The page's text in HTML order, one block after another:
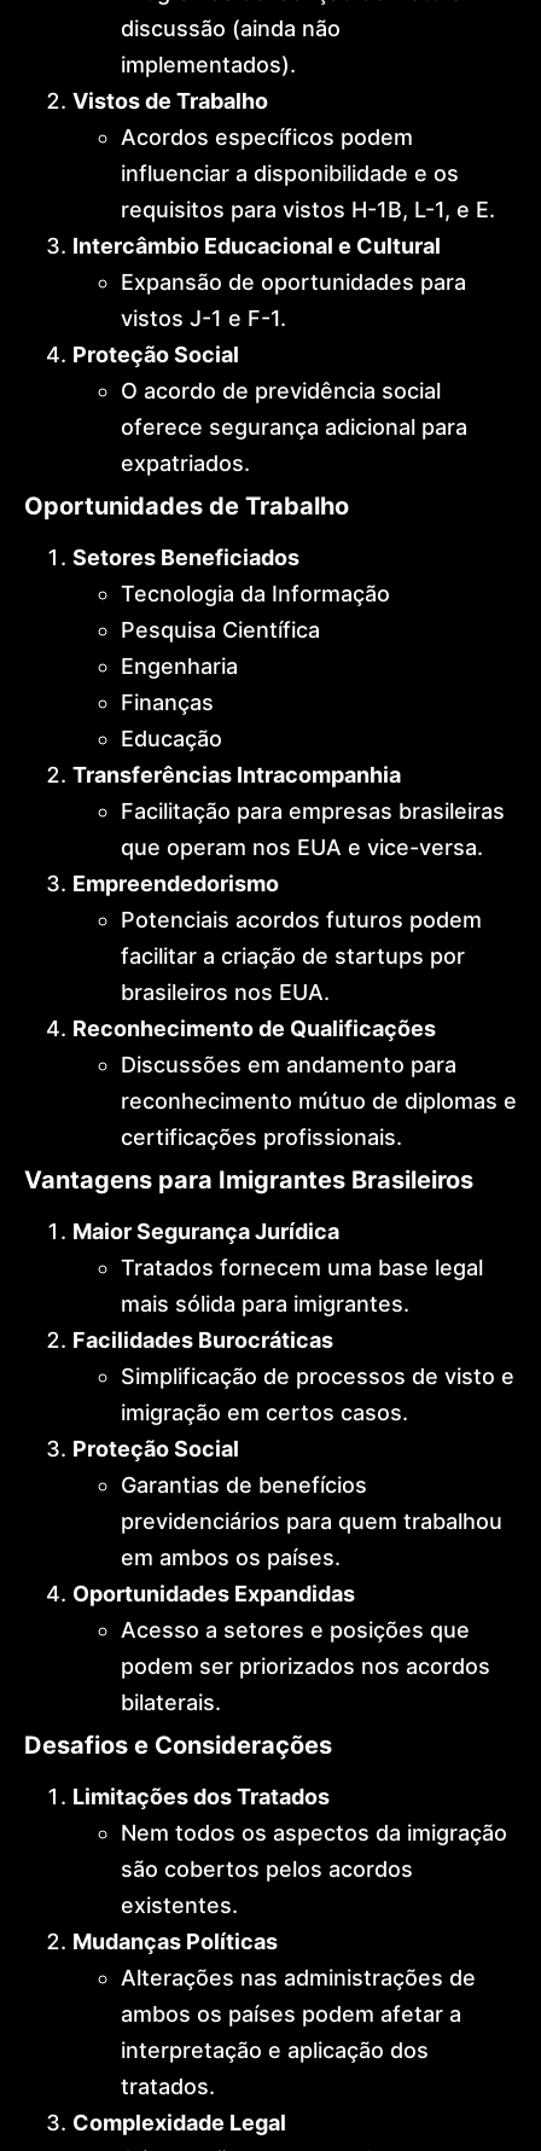
discussão (ainda não
implementados).
Vistos de Trabalho
Acordos específicos podem
influenciar a disponibilidade e os
requisitos para vistos H-1B, L-1, e E.
Intercâmbio Educacional e Cultural
Expansão de oportunidades para
vistos J-1 e F-1.
Proteção Social
O acordo de previdência social
oferece segurança adicional para
expatriados.
Oportunidades de Trabalho
Setores Beneficiados
Tecnologia da Informação
Pesquisa Científica
Engenharia
Finanças
Educação
Transferências Intracompanhia
Facilitação para empresas brasileiras
que operam nos EUA e vice-versa.
Empreendedorismo
Potenciais acordos futuros podem
facilitar a criação de startups por
brasileiros nos EUA.
Reconhecimento de Qualificações
Discussões em andamento para
reconhecimento mútuo de diplomas e
certificações profissionais.
Vantagens para Imigrantes Brasileiros
Maior Segurança Jurídica
Tratados fornecem uma base legal
mais sólida para imigrantes.
Facilidades Burocráticas
Simplificação de processos de visto e
imigração em certos casos.
Proteção Social
Garantias de benefícios
previdenciários para quem trabalhou
em ambos os países.
Oportunidades Expandidas
Acesso a setores e posições que
podem ser priorizados nos acordos
bilaterais.
Desafios e Considerações
Limitações dos Tratados
Nem todos os aspectos da imigração
são cobertos pelos acordos
existentes.
Mudanças Políticas
Alterações nas administrações de
ambos os países podem afetar a
interpretação e aplicação dos
tratados.
Complexidade Legal